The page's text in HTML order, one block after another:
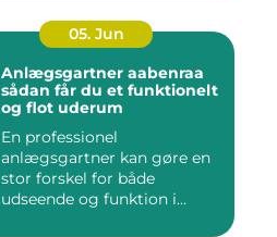
05. Jun
Anlægsgartner aabenraa
sådan får du et funktionelt
og flot uderum
En professionel
anlægsgartner kan gøre en
stor forskel for både
udseende og funktion i